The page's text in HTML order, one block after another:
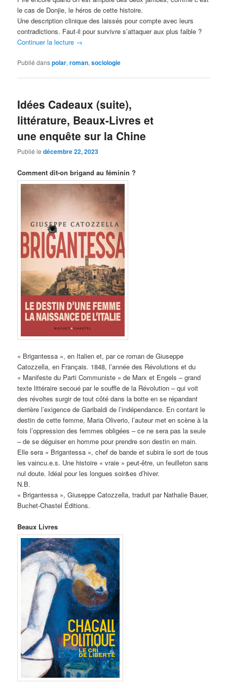
le cas de Donjie, le héros de cette histoire.
Une description clinique des laissés pour compte avec leurs
contradictions. Faut-il pour survivre s’attaquer aux plus faible ?
Continuer la lecture →
Publié danspolar,roman,sociologie
Idées Cadeaux (suite),
littérature, Beaux-Livres et
une enquête sur la Chine
Publié ledécembre 22, 2023
Comment dit-on brigand au féminin ?
« Brigantessa », en Italien et, par ce roman de Giuseppe
Catozzella, en Français. 1848, l’année des Révolutions et du
« Manifeste du Parti Communiste » de Marx et Engels – grand
texte littéraire secoué par le souffle de la Révolution – qui voit
des révoltes surgir de tout côté dans la botte en se répandant
derrière l’exigence de Garibaldi de l’indépendance. En contant le
destin de cette femme, Maria Oliverio, l’auteur met en scène à la
fois l’oppression des femmes obligées – ce ne sera pas la seule
– de se déguiser en homme pour prendre son destin en main.
Elle sera « Brigantessa », chef de bande et subira le sort de tous
les vaincu.e.s. Une histoire « vraie » peut-être, un feuilleton sans
nul doute. Idéal pour les longues soir&es d’hiver.
N.B.
« Brigantessa », Giuseppe Catozzella, traduit par Nathalie Bauer,
Buchet-Chastel Éditions.
Beaux Livres